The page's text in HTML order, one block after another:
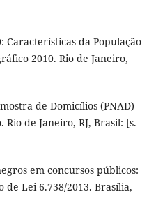
Características da População
2010. Rio de Janeiro,
de Domicílios (PNAD)
Rio de Janeiro, RJ, Brasil: [s.
em concursos públicos:
Lei 6.738/2013. Brasília,